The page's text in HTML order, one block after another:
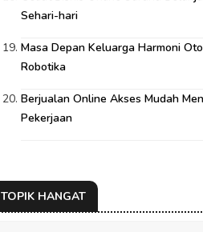
Sehari-hari
Masa Depan Keluarga Harmoni
Robotika
Berjualan Online Akses Mudah
Pekerjaan
TOPIK HANGAT